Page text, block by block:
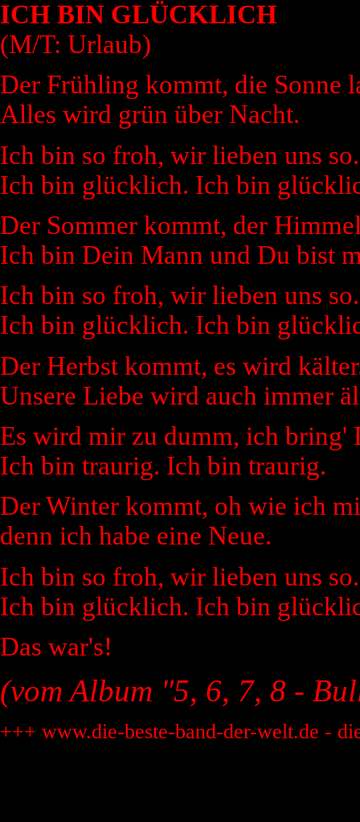
ICH BIN GLÜCKLICH
(M/T: Urlaub)
Der Frühling kommt, die Sonne
Alles wird grün über Nacht.
Ich bin so froh, wir lieben uns so.
Ich bin glücklich. Ich bin
Der Sommer kommt, der
Ich bin Dein Mann und Du bist
Ich bin so froh, wir lieben uns so.
Ich bin glücklich. Ich bin
Der Herbst kommt, es wird
Unsere Liebe wird auch immer
Es wird mir zu dumm, ich bring'
Ich bin traurig. Ich bin traurig.
Der Winter kommt, oh wie ich
denn ich habe eine Neue.
Ich bin so froh, wir lieben uns so.
Ich bin glücklich. Ich bin
Das war's!
(vom Album "5, 6, 7, 8 -
+++ www.die-beste-band-der-welt.de -